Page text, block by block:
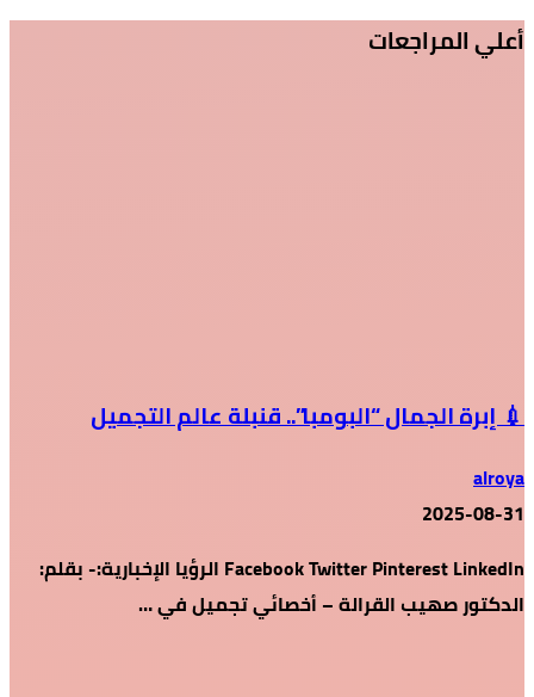
أعلي المراجعات
💉 إبرة الجمال “البومبا”.. قنبلة عالم التجميل
alroya
2025-08-31
Facebook Twitter Pinterest LinkedIn الرؤيا الإخبارية:- بقلم:
الدكتور صهيب القرالة – أخصائي تجميل في …